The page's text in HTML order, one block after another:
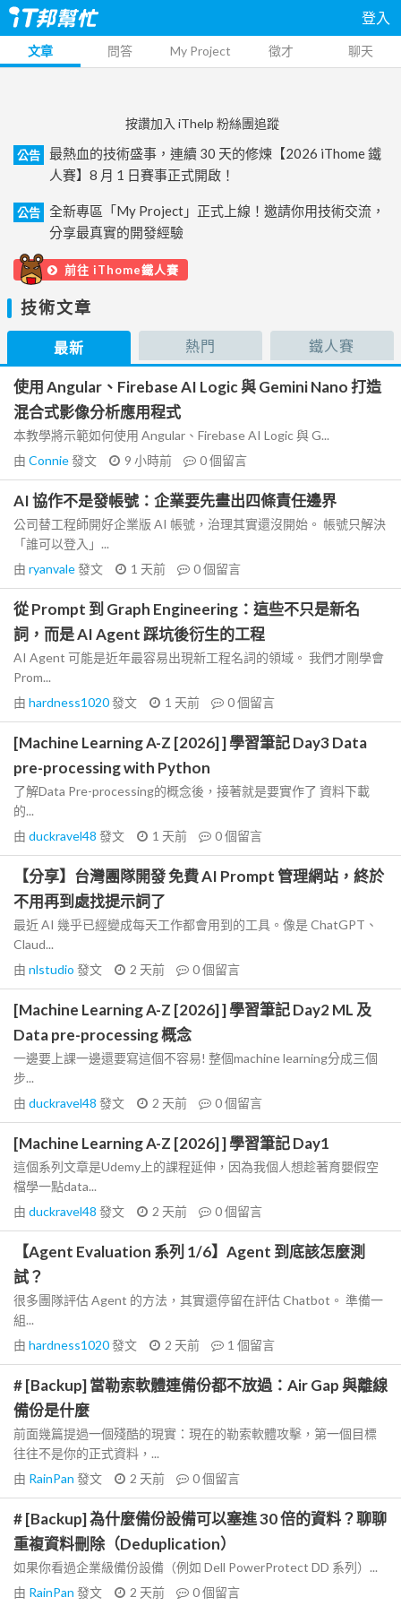
登入
文章 問答 My Project 徵才 聊天
按讚加入 iThelp 粉絲團追蹤
公告
最熱血的技術盛事，連續 30 天的修煉【2026 iThome 鐵
人賽】8 月 1 日賽事正式開啟！
公告
全新專區「My Project」正式上線！邀請你用技術交流，
分享最真實的開發經驗
前往 iThome鐵人賽
技術文章
最新 熱門 鐵人賽
使用 Angular、Firebase AI Logic 與 Gemini Nano 打造
混合式影像分析應用程式
本教學將示範如何使用 Angular、Firebase AI Logic 與 G...
由 Connie發文 9 小時前 0個留言
AI 協作不是發帳號：企業要先畫出四條責任邊界
公司替工程師開好企業版 AI 帳號，治理其實還沒開始。 帳號只解決
「誰可以登入」...
由 ryanvale發文 1 天前 0個留言
從 Prompt 到 Graph Engineering：這些不只是新名
詞，而是 AI Agent 踩坑後衍生的工程
AI Agent 可能是近年最容易出現新工程名詞的領域。 我們才剛學會
Prom...
由 hardness1020發文 1 天前 0個留言
[Machine Learning A-Z [2026] ] 學習筆記 Day3 Data
pre-processing with Python
了解Data Pre-processing的概念後，接著就是要實作了 資料下載
的...
由 duckravel48 發文 1 天前 0個留言
【分享】台灣團隊開發 免費 AI Prompt 管理網站，終於
不用再到處找提示詞了
最近 AI 幾乎已經變成每天工作都會用到的工具。像是 ChatGPT、
Claud...
由 nlstudio 發文 2 天前 0個留言
[Machine Learning A-Z [2026] ] 學習筆記 Day2 ML 及
Data pre-processing 概念
一邊要上課一邊還要寫這個不容易! 整個machine learning分成三個
步...
由 duckravel48 發文 2 天前 0個留言
[Machine Learning A-Z [2026] ] 學習筆記 Day1
這個系列文章是Udemy上的課程延伸，因為我個人想趁著育嬰假空
檔學一點data...
由 duckravel48 發文 2 天前 0個留言
【Agent Evaluation 系列 1/6】Agent 到底該怎麼測
試？
很多團隊評估 Agent 的方法，其實還停留在評估 Chatbot。 準備一
組...
由 hardness1020發文 2 天前 1 個留言
# [Backup] 當勒索軟體連備份都不放過：Air Gap 與離線
備份是什麼
前面幾篇提過一個殘酷的現實：現在的勒索軟體攻擊，第一個目標
往往不是你的正式資料，...
由 RainPan 發文 2 天前 0個留言
# [Backup] 為什麼備份設備可以塞進 30 倍的資料？聊聊
重複資料刪除（Deduplication）
如果你看過企業級備份設備（例如 Dell PowerProtect DD 系列）...
由 RainPan 發文 2 天前 0個留言